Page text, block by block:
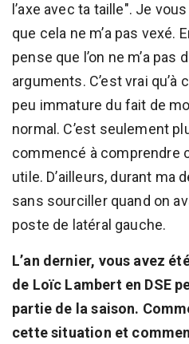
l’axe avec ta taille". Je
que cela ne m’a pas vexé.
pense que l’on ne m’a pas
arguments. C’est vrai qu’à
peu immature du fait de
normal. C’est seulement
commencé à comprendre
utile. D’ailleurs, durant ma
sans sourciller quand on
poste de latéral gauche.
L’an dernier, vous avez
de Loïc Lambert en DSE
partie de la saison.
cette situation et